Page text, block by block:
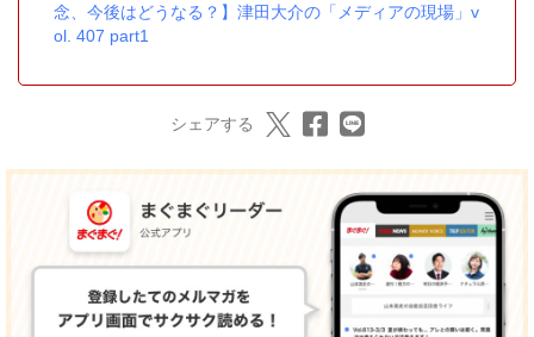
念、今後はどうなる？】津田大介の「メディアの現場」v
ol. 407 part1
シェアする